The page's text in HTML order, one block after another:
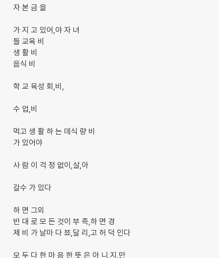
자 본 금 을
가 지 고 있어,야 자 녀
들 교육 비
생 활 비
음식 비
학 교 육성 회,비,
수 업,비
먹고 생 활 하 는 데식 량 비
가 있어야
사 람 이 걱 정 없이,살,아
갈수 가 있다
하 면 그외
반 대 로 모 든 것이 부 족,하 면 경
제 비 가 날마 다 쬬,달 리,고 허 덕 인다
모 두 다 한 마 음 한 뜻 은 아 니,지,만